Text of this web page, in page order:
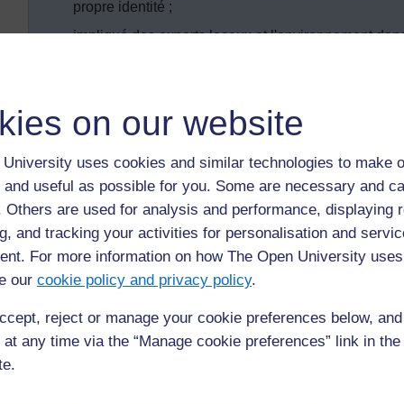
on our website
University uses cookies and similar technologies to make
useful as possible for you. Some are necessary and
Others are used for analysis and performance, displaying
and tracking your activities for personalisation and
For more information on how The Open University
our cookie policy and privacy policy.
reject or manage your cookie preferences below,
any time via the “Manage cookie preferences” link in
propre identité ;
impliqué des experts locaux et l'environnement
Introduction
Comprendre qui on est et avoir une bonne estime
son identité et si on peut savoir où est sa place
passé peut permettre d'y parvenir plus facilement.
encouragerez vos élèves à penser à l'histoire en
groupe, en invitant des visiteurs en classe et en
pour analyser les artéfacts, vous permettrez à vos
et de développer leurs connaissances en histoire.